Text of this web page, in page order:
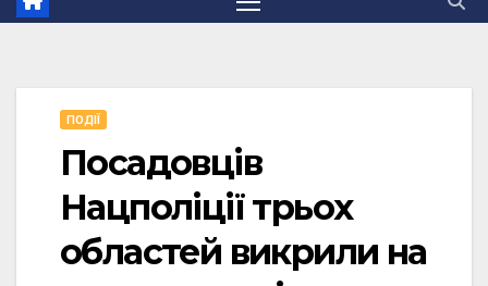
ПОДІЇ
Посадовців
Нацполіції трьох
областей викрили на